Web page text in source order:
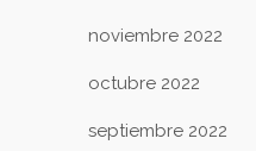
noviembre 2022
octubre 2022
septiembre 2022